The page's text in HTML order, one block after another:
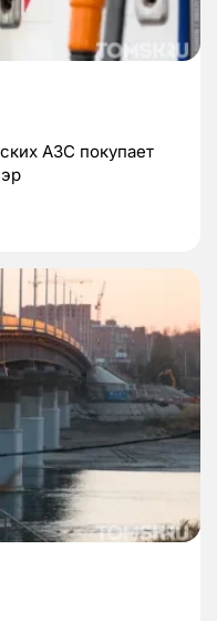
АЗС покупает